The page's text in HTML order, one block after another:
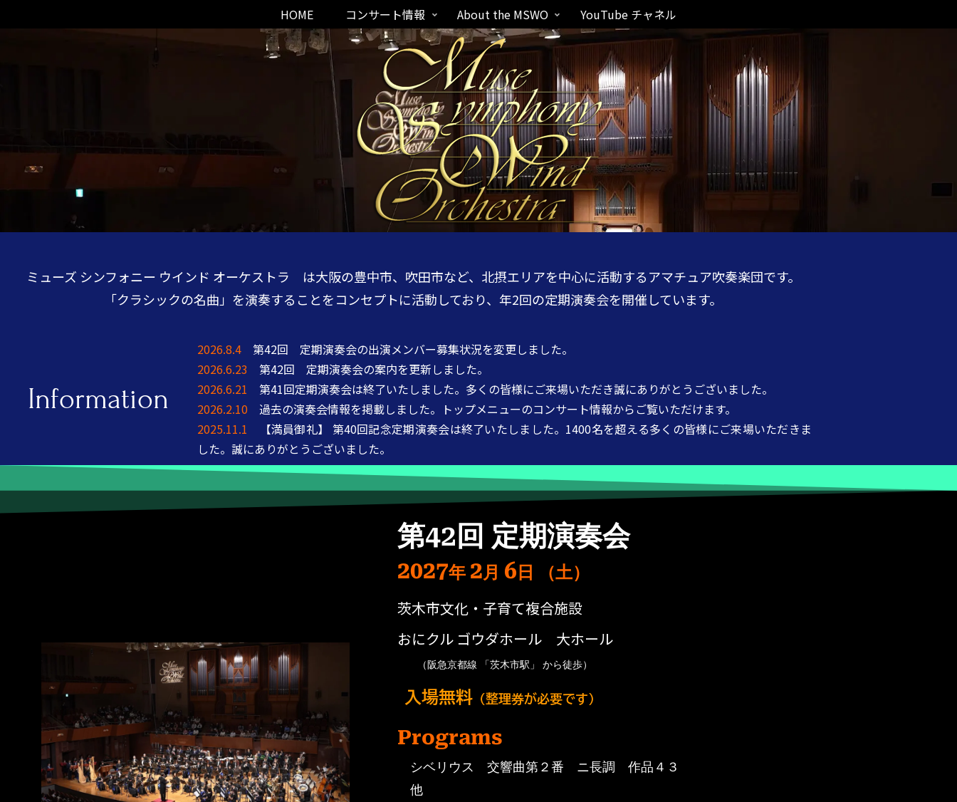
HOME コンサート情報 About the MSWO YouTube チャネル
ミューズ シンフォニー ウインド オーケストラ は大阪の豊中市、吹田市など、北摂エリアを中心に活動するアマチュア吹奏楽団です。
「クラシックの名曲」を演奏することをコンセプトに活動しており、年2回の定期演奏会を開催しています。
Information
2026.8.4第42回 定期演奏会の出演メンバー募集状況を変更しました。
2026.6.23 第42回 定期演奏会の案内を更新しました。
2026.6.21 第41回定期演奏会は終了いたしました。多くの皆様にご来場いただき誠にありがとうございました。
2026.2.10過去の演奏会情報を掲載しました。トップメニューのコンサート情報からご覧いただけます。
2025.11.1 【満員御礼】 第40回記念定期演奏会は終了いたしました。1400名を超える多くの皆様にご来場いただきま
した。 誠にありがとうございました。
第42回 定期演奏会
2027年 2月 6 日 （土）
茨木市文化・子育て複合施設
おにクル ゴウダホール 大ホール
（阪急京都線 「茨木市駅」 から徒歩）
入場無料 （整理券が必要です）
Programs
シベリウス 交響曲第２番 ニ長調 作品４３
他